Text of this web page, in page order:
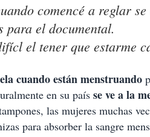
comencé a reglar
para el documental.
el tener que estarme
cuando están menstruando
en su país se ve a la
las mujeres muchas
para absorber la sangre